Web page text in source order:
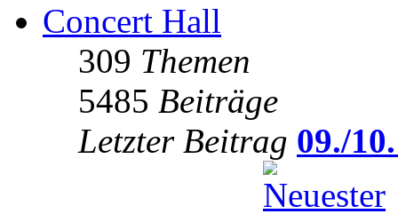
Concert Hall
309 Themen
5485 Beiträge
Letzter Beitrag 09./